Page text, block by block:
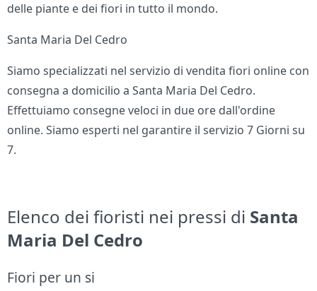
delle piante e dei fiori in tutto il mondo.
Santa Maria Del Cedro
Siamo specializzati nel servizio di vendita fiori online con
consegna a domicilio a Santa Maria Del Cedro.
Effettuiamo consegne veloci in due ore dall'ordine
online. Siamo esperti nel garantire il servizio 7 Giorni su
7.
Elenco dei fioristi nei pressi di Santa
Maria Del Cedro
Fiori per un si